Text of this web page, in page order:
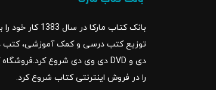
بانک کتاب
را در فروش اینترنتی کتاب شروع کرد.